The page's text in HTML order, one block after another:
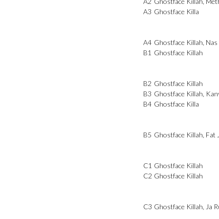
A3 Ghostface Killa
A4 Ghostface Killah, Nas
B1 Ghostface Killah
B2 Ghostface Killah
B3 Ghostface Killah,
B4 Ghostface Killa
B5 Ghostface Killah, Fat
C1 Ghostface Killah
C2 Ghostface Killah
C3 Ghostface Killah, Ja